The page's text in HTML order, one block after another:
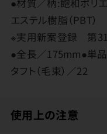
●材質／柄:飽和ポリ
エステル樹脂（PBT）
※実用新案登録 第
●全長／175mm●単
タフト（毛束）／22
使用上の注意